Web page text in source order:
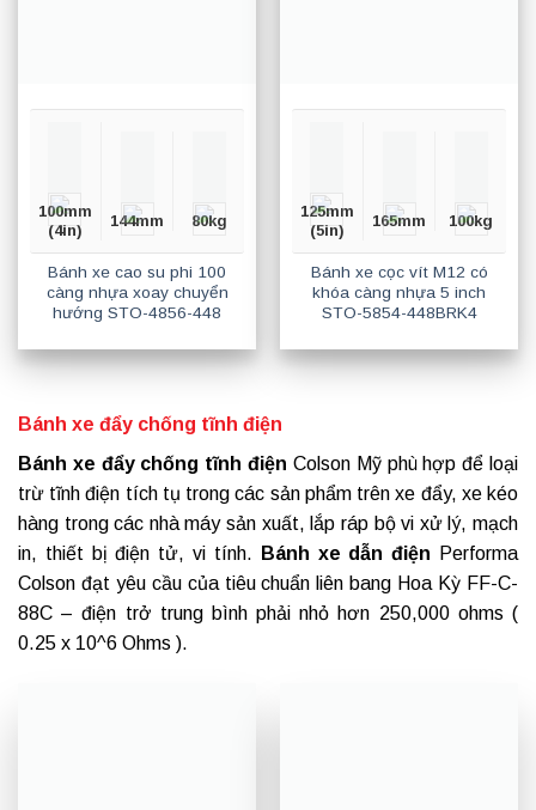
100mm
(4in)
144mm 80kg
Bánh xe cao su phi 100
càng nhựa xoay chuyển
hướng STO-4856-448
125mm
(5in)
165mm 100kg
Bánh xe cọc vít M12 có
khóa càng nhựa 5 inch
STO-5854-448BRK4
Bánh xe đẩy chống tĩnh điện
Bánh xe đẩy chống tĩnh điện Colson Mỹ phù hợp để loại
trừ tĩnh điện tích tụ trong các sản phẩm trên xe đẩy, xe kéo
hàng trong các nhà máy sản xuất, lắp ráp bộ vi xử lý, mạch
in, thiết bị điện tử, vi tính.
Bánh xe dẫn điện Performa
Colson đạt yêu cầu của tiêu chuẩn liên bang Hoa Kỳ FF-C-
88C – điện trở trung bình phải nhỏ hơn 250,000 ohms (
0.25 x 10^6 Ohms ).